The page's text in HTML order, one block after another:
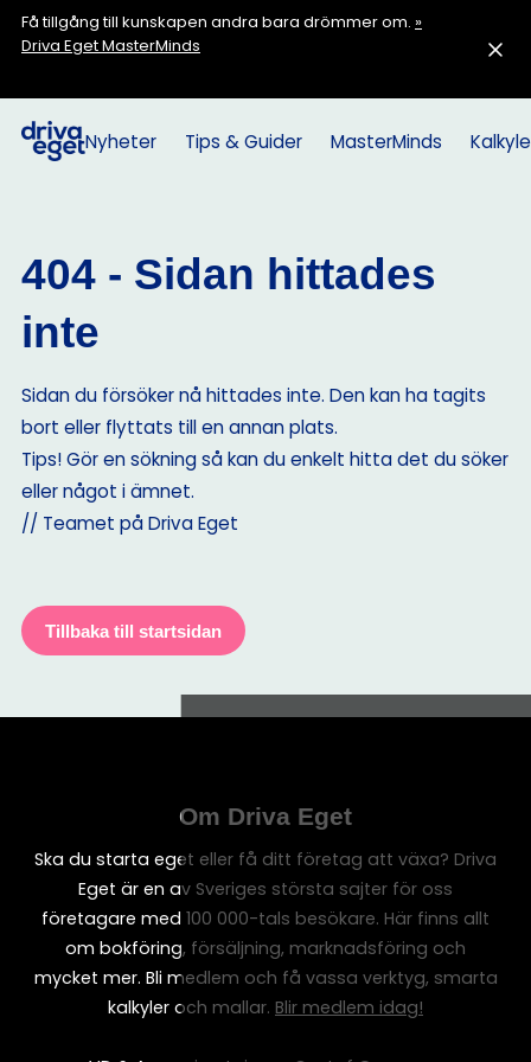
Få tillgång till kunskapen andra bara drömmer om. »
Driva Eget MasterMinds
Nyheter Tips & Guider MasterMinds
404 - Sidan hittades
inte
Sidan du försöker nå hittades inte. Den kan ha tagits
bort eller flyttats till en annan plats.
Tips! Gör en sökning så kan du enkelt hitta det du söker
eller något i ämnet.
// Teamet på Driva Eget
Tillbaka till startsidan
Om Driva Eget
Ska du starta eget eller få ditt företag att växa? Driva
Eget är en av Sveriges största sajter för oss
företagare med 100 000-tals besökare. Här finns allt
om bokföring, försäljning, marknadsföring och
mycket mer. Bli medlem och få vassa verktyg, smarta
kalkyler och mallar. Blir medlem idag!